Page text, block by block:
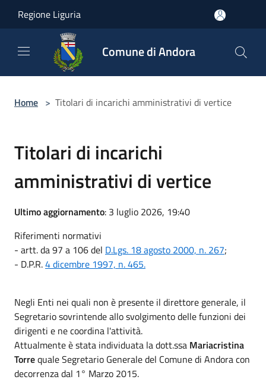
Regione Liguria
Comune di Andora
Home > Titolari di incarichi amministrativi di vertice
Titolari di incarichi
amministrativi di vertice
Ultimo aggiornamento: 3 luglio 2026, 19:40
Riferimenti normativi
- artt. da 97 a 106 del D.Lgs. 18 agosto 2000, n. 267;
- D.P.R.4 dicembre 1997, n. 465.
Negli Enti nei quali non è presente il direttore generale, il
Segretario sovrintende allo svolgimento delle funzioni dei
dirigenti e ne coordina l'attività.
Attualmente è stata individuata la dott.ssa Mariacristina
Torrequale Segretario Generale del Comune di Andora con
decorrenza dal 1° Marzo 2015.